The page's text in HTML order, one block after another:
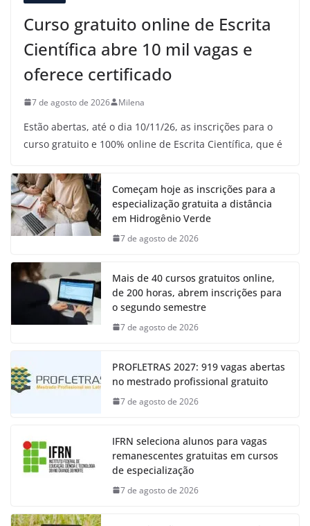
Curso gratuito online de Escrita
Científica abre 10 mil vagas e
oferece certificado
7 de agosto de 2026 Milena
Estão abertas, até o dia 10/11/26, as inscrições para o
curso gratuito e 100% online de Escrita Científica, que é
Começam hoje as inscrições para a
especialização gratuita a distância
em Hidrogênio Verde
7 de agosto de 2026
Mais de 40 cursos gratuitos online,
de 200 horas, abrem inscrições para
o segundo semestre
7 de agosto de 2026
PROFLETRAS 2027: 919 vagas abertas
no mestrado profissional gratuito
7 de agosto de 2026
IFRN seleciona alunos para vagas
remanescentes gratuitas em cursos
de especialização
7 de agosto de 2026